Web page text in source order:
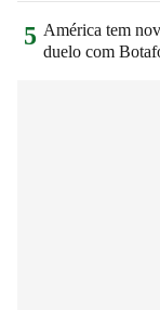
5 América tem
duelo com